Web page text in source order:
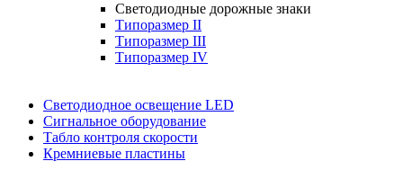
Светодиодные дорожные знаки
Типоразмер II
Типоразмер III
Типоразмер IV
Светодиодное освещение LED
Сигнальное оборудование
Табло контроля скорости
Кремниевые пластины